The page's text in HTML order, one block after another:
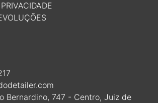
Bernardino, 747 - Centro, Juiz de